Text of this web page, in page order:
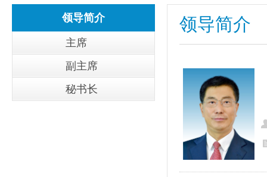
政协本溪市第十四届委员会 人事任免名单
中国人民政治协商会议辽宁省本溪市委员会
本溪市政协2026年部门预算
领导简介
主席
副主席
秘书长
领导简介